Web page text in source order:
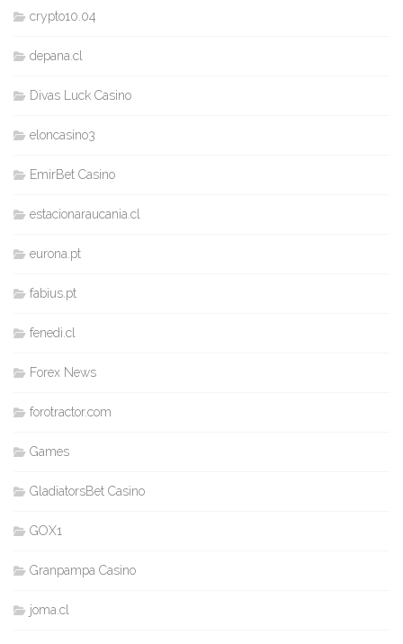
crypto10.04
depana.cl
Divas Luck Casino
eloncasino3
EmirBet Casino
estacionaraucania.cl
eurona.pt
fabius.pt
fenedi.cl
Forex News
forotractor.com
Games
GladiatorsBet Casino
GOX1
Granpampa Casino
joma.cl